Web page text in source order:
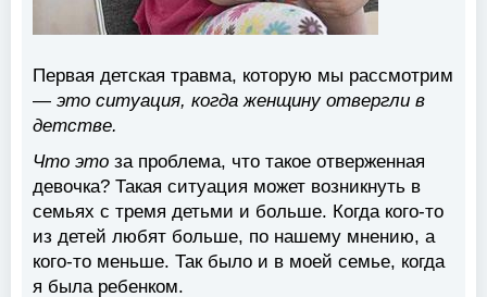
Первая детская травма, которую мы рассмотрим
— это ситуация, когда женщину отвергли в
детстве.
Что это за проблема, что такое отверженная
девочка? Такая ситуация может возникнуть в
семьях с тремя детьми и больше. Когда кого-то
из детей любят больше, по нашему мнению, а
кого-то меньше. Так было и в моей семье, когда
я была ребенком.